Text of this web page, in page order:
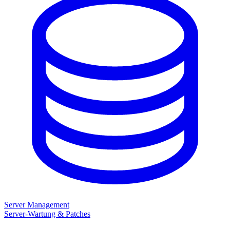
Server Management
Server-Wartung & Patches